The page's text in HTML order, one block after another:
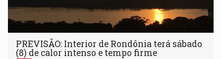
PREVISÃO: Interior de Rondônia terá sábado
(8) de calor intenso e tempo firme